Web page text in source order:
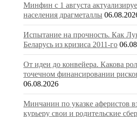
Минфин с 1 августа
населения драгметаллы
Испытание на прочность. Как
Беларусь из кризиса 2011-го
От идеи до конвейера. Какова
точечном финансировании
06.08.2026
Минчанин по указке аферистов
курьеру свои и родительские